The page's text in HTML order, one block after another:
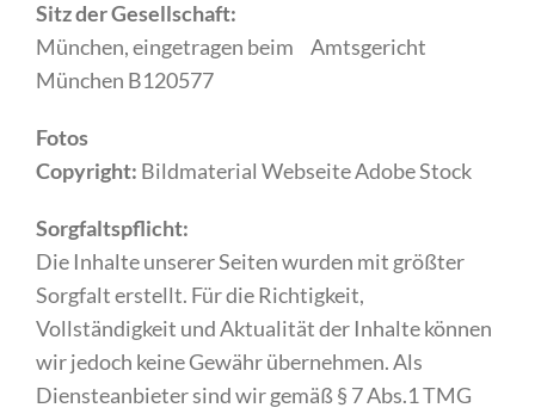
Sitz der Gesellschaft:
München, eingetragen beim Amtsgericht
München B120577
Fotos
Copyright: Bildmaterial Webseite Adobe Stock
Sorgfaltspflicht:
Die Inhalte unserer Seiten wurden mit größter
Sorgfalt erstellt. Für die Richtigkeit,
Vollständigkeit und Aktualität der Inhalte können
wir jedoch keine Gewähr übernehmen. Als
Diensteanbieter sind wir gemäß § 7 Abs.1 TMG